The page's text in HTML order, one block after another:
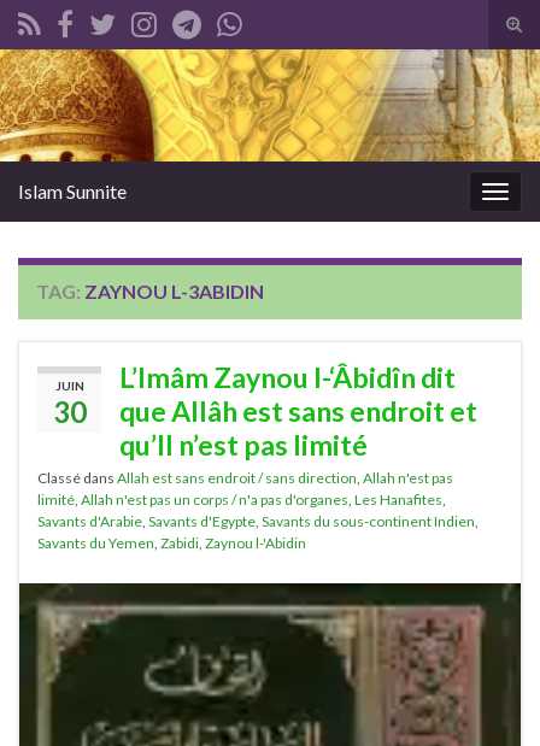
Search for:
Islam Sunnite
TAG: ZAYNOU L-3ABIDIN
JUIN
30
L’Imâm Zaynou l-‘Âbidîn dit
que Allâh est sans endroit et
qu’Il n’est pas limité
Classé dans Allah est sans endroit / sans direction Allah n'est pas
limité Allah n'est pas un corps / n'a pas d'organes Les Hanafites
Savants d'Arabie Savants d'Egypte Savants du sous-continent Indien
Savants du Yemen Zabidi Zaynou l-'Abidin